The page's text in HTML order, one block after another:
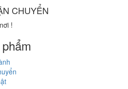
CHUYỂN
!